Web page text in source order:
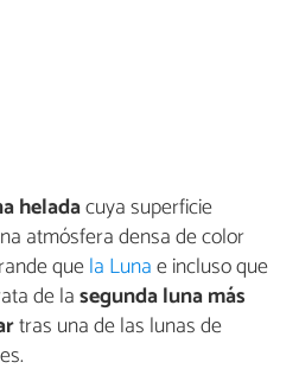
heladacuya superficie
atmósfera densa de color
quela Lunae incluso que
de lasegunda luna más
tras una de las lunas de